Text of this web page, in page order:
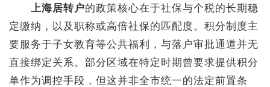
上海居转户的政策核心在于社保与个税的长期稳
定缴纳，以及职称或高倍社保的匹配度。积分制度主
要服务于子女教育等公共福利，与落户审批通道并无
直接绑定关系。部分区域在特定时期曾要求提供积分
单作为调控手段，但这并非全市统一的法定前置条